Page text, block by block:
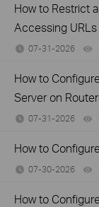
How to Restrict
Accessing URLs
07-31-2026
How to
Server on
07-31-2026
How to
07-30-2026
How to